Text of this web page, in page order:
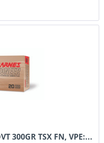
300GR TSX FN, VPE:...